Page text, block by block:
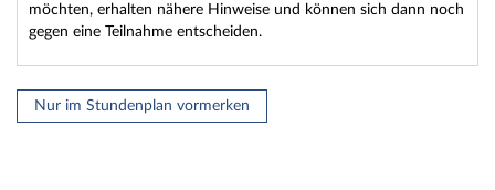
möchten, erhalten nähere Hinweise und können sich dann noch
gegen eine Teilnahme entscheiden.
Nur im Stundenplan vormerken